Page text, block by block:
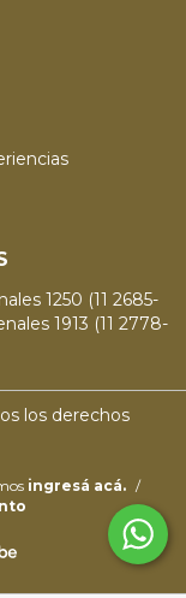
1250 (11 2685-
1913 (11 2778-
los derechos
ingresá acá. /